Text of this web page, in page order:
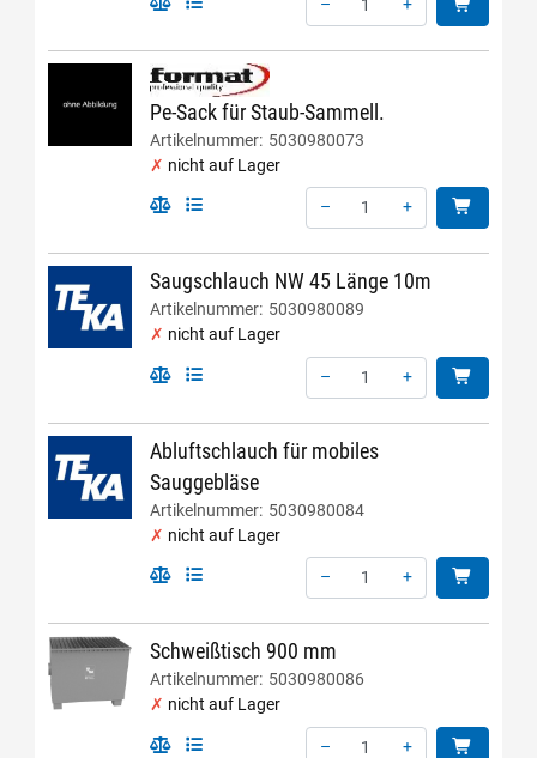
Pe-Sack für Staub-Sammell.
Artikelnummer: 5030980073
nicht auf Lager
–
+
Saugschlauch NW 45 Länge 10m
Artikelnummer: 5030980089
nicht auf Lager
–
+
Abluftschlauch für mobiles
Sauggebläse
Artikelnummer: 5030980084
nicht auf Lager
–
+
Schweißtisch 900 mm
Artikelnummer: 5030980086
nicht auf Lager
–
+